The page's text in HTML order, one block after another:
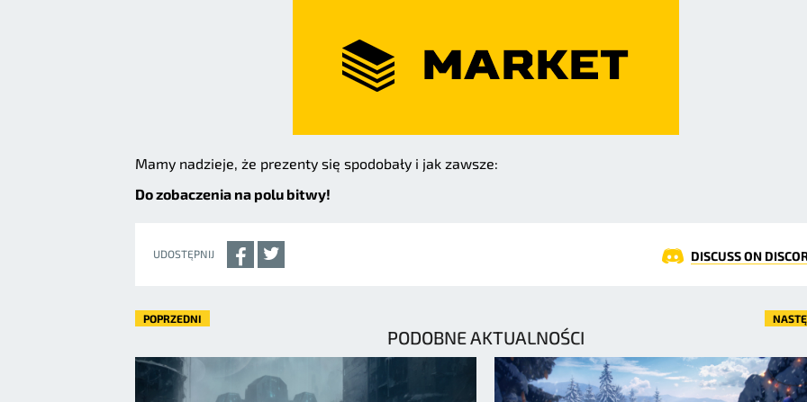
Mamy nadzieje, że prezenty się spodobały i jak zawsze:
Do zobaczenia na polu bitwy!
UDOSTĘPNIJ DISCUSS ON
POPRZEDNI
PODOBNE AKTUALNOŚCI